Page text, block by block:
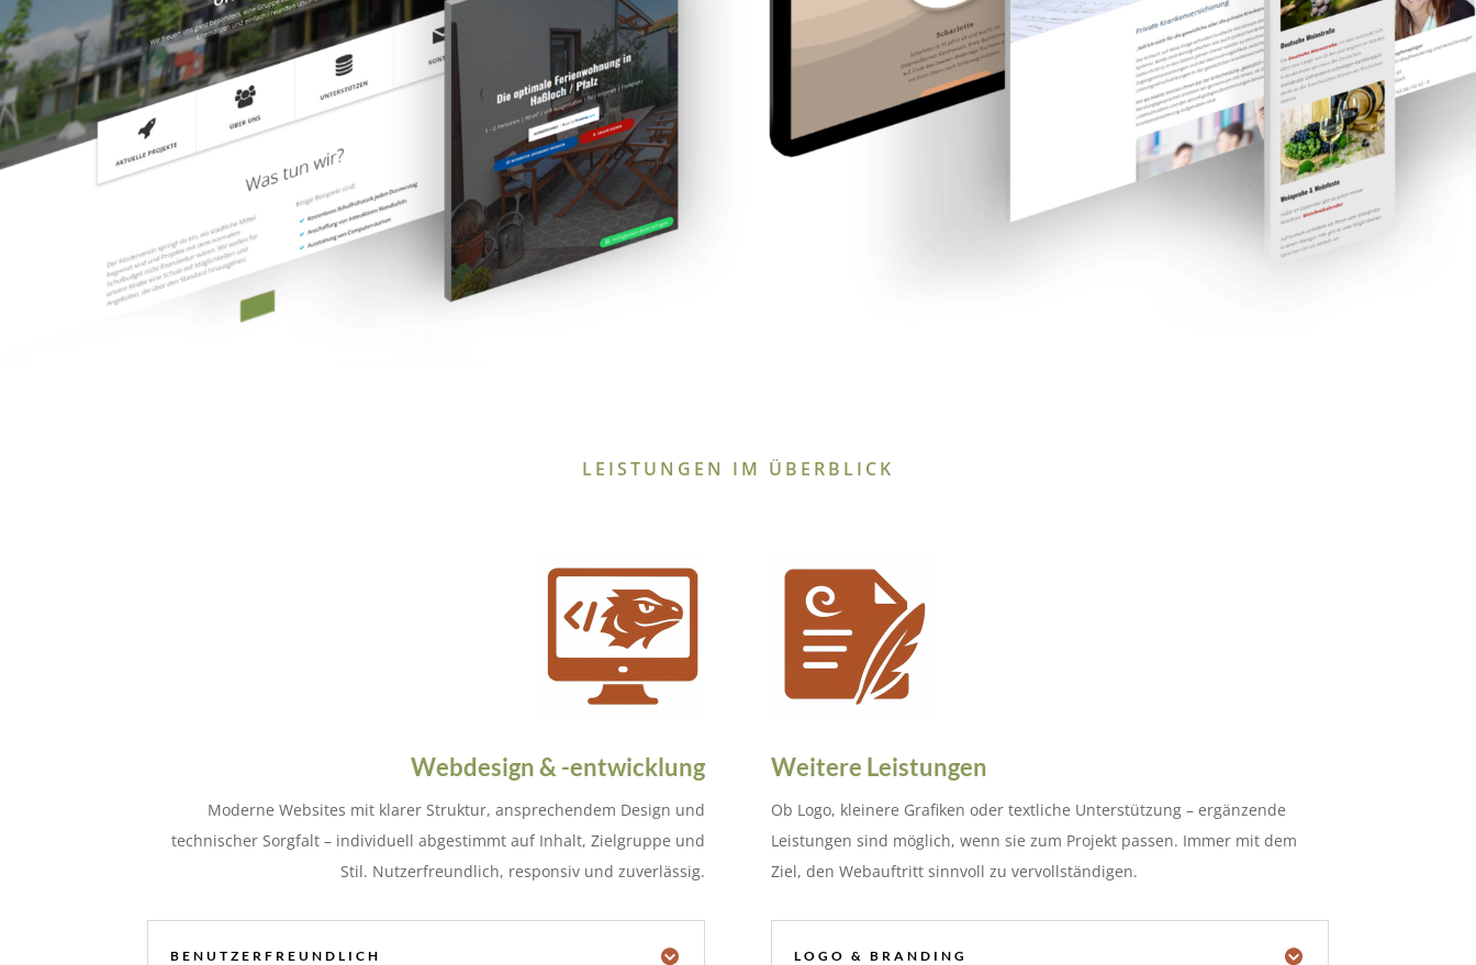
LEISTUNGEN IM ÜBERBLICK
Webdesign & -entwicklung
Moderne Websites mit klarer Struktur, ansprechendem Design und
technischer Sorgfalt – individuell abgestimmt auf Inhalt, Zielgruppe und
Stil. Nutzerfreundlich, responsiv und zuverlässig.
BENUTZERFREUNDLICH
Weitere Leistungen
Ob Logo, kleinere Grafiken oder textliche Unterstützung – ergänzende
Leistungen sind möglich, wenn sie zum Projekt passen. Immer mit dem
Ziel, den Webauftritt sinnvoll zu vervollständigen.
LOGO & BRANDING